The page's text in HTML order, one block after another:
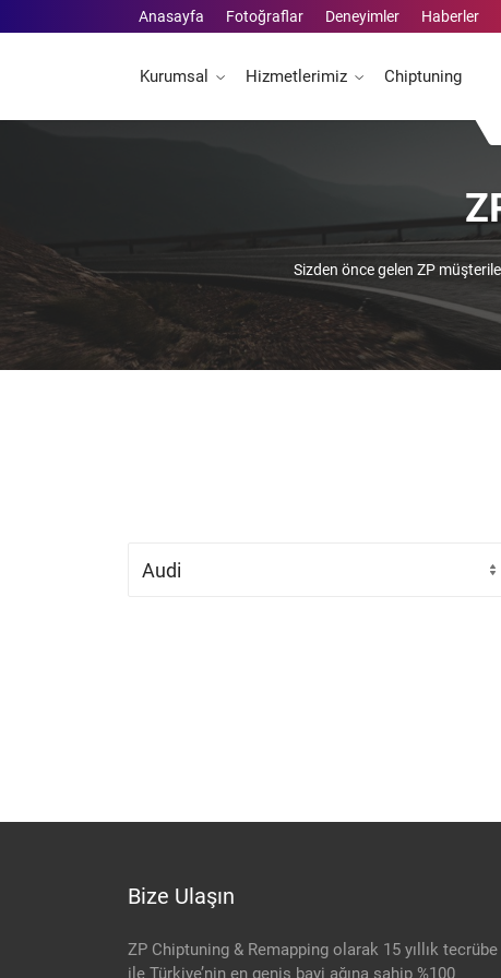
Anasayfa Fotoğraflar Deneyimler Haberler
Kurumsal Hizmetlerimiz Chiptuning
Sizden önce gelen ZP
Bize Ulaşın
ZP Chiptuning & Remapping olarak 15 yıllık tecrübe
ile Türkiye’nin en geniş bayi ağına sahip %100